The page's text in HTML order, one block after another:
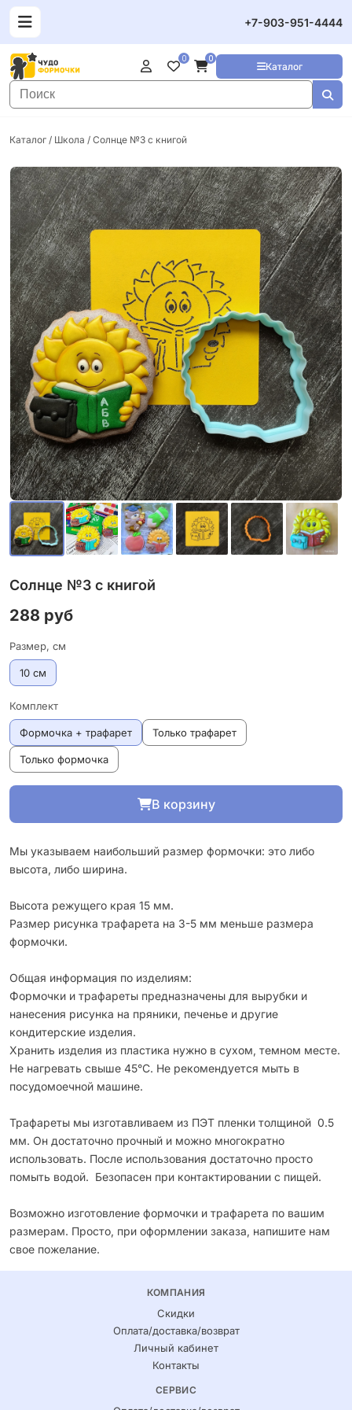
+7-903-951-4444
Каталог
0 0
Каталог / Школа / Солнце №3 с книгой
Солнце №3 с книгой
288 руб
Размер, см
10 см
Комплект
Формочка + трафарет Только трафарет
Только формочка
В корзину
Мы указываем наибольший размер формочки: это либо
высота, либо ширина.
Высота режущего края 15 мм.
Размер рисунка трафарета на 3-5 мм меньше размера
формочки.
Общая информация по изделиям:
Формочки и трафареты предназначены для вырубки и
нанесения рисунка на пряники, печенье и другие
кондитерские изделия.
Хранить изделия из пластика нужно в сухом, темном месте.
Не нагревать свыше 45°С. Не рекомендуется мыть в
посудомоечной машине.
Трафареты мы изготавливаем из ПЭТ пленки толщиной 0.5
мм. Он достаточно прочный и можно многократно
использовать. После использования достаточно просто
помыть водой. Безопасен при контактировании с пищей.
Возможно изготовление формочки и трафарета по вашим
размерам. Просто, при оформлении заказа, напишите нам
свое пожелание.
КОМПАНИЯ
Скидки
Оплата/доставка/возврат
Личный кабинет
Контакты
СЕРВИС